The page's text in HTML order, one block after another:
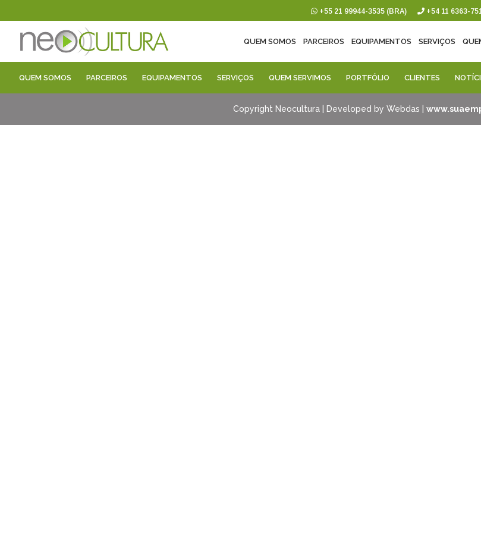
+55 21 99944-3535 (BRA) +54 11 6363-
QUEM SOMOS PARCEIROS EQUIPAMENTOS SERVIÇOS
QUEM SOMOS PARCEIROS EQUIPAMENTOS SERVIÇOS QUEM SERVIMOS PORTFÓLIO CLIENTES
Copyright Neocultura | Developed by Webdas |